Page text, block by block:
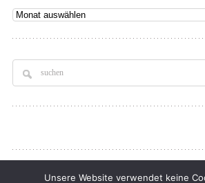
Archiv
Copyright © 2026Tellerrand. All rights
Unsere Website verwendet keine